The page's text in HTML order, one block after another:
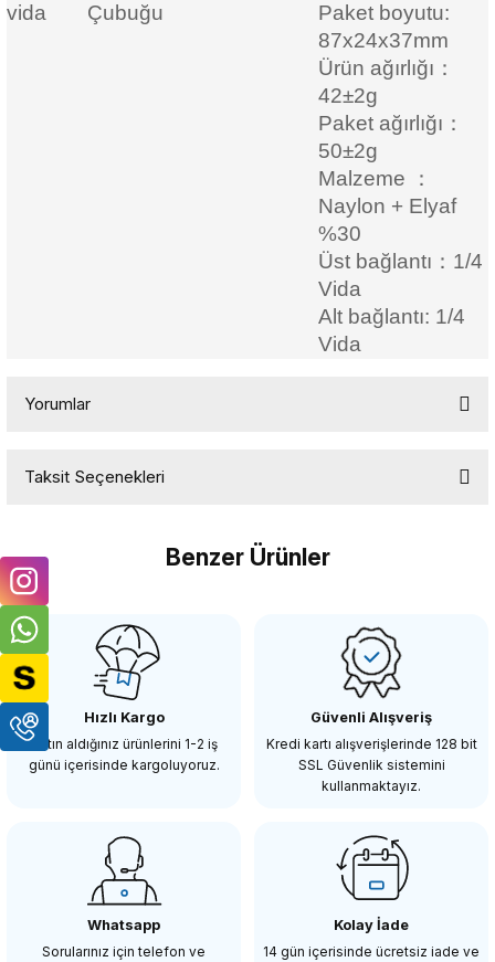
vida
Çubuğu
Paket boyutu:
87x24x37mm
Ürün ağırlığı：
42±2g
Paket ağırlığı：
50±2g
Malzeme
：
Naylon + Elyaf
%30
Üst bağlantı：1/4
Vida
Alt bağlantı: 1/4
Vida
Yorumlar
Yorum Yaz
Taksit Seçenekleri
Benzer Ürünler
OEM
OEM Marka CLP01 Süper Kelepçe
623,94 TL
SmallRig 2156 Fuji X-H1 ve Fuji X-T2 Kafes için HDMI Kablo Kelepçesi
Hızlı Kargo
Satın aldığınız ürünlerini 1-2 iş
günü içerisinde kargoluyoruz.
Güvenli Alışveriş
Kredi kartı alışverişlerinde 128 bit
SSL Güvenlik sistemini
kullanmaktayız.
Whatsapp
Sorularınız için telefon ve
Kolay İade
14 gün içerisinde ücretsiz iade ve